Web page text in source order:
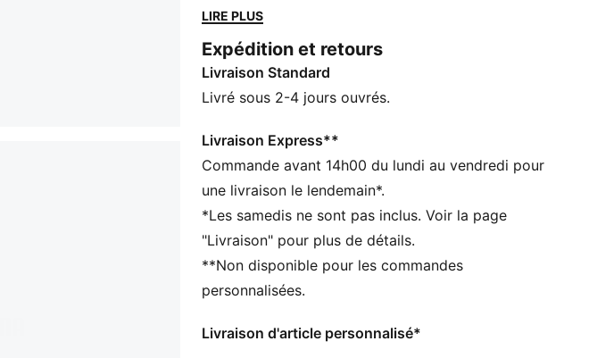
nouveaux modèles spécialement conçus pour les
Deviate Elite 4, la première chaussure spécialement
conçue pour HYROX. On a repris l’une de nos
chaussures de course les plus rapides à ce jour et
des changements pensés littéralement pour propulser
les athlètes dans leurs courses et leurs répétitions.
CARACTÉRISTIQUES + AVANTAGES
stabiliser la semelle intermédiaire tout en maximisant
le transfert d’énergie
PUMAGRIP : composé de caoutchouc de
performance durable conçu pour une traction sur
DÉTAILS
LIRE PLUS
Expédition et retours
Livraison Standard
Livré sous 2-4 jours ouvrés.
Livraison Express**
Commande avant 14h00 du lundi au vendredi pour
une livraison le lendemain*.
*Les samedis ne sont pas inclus. Voir la page
"Livraison" pour plus de détails.
**Non disponible pour les commandes
personnalisées.
Livraison d'article personnalisé*